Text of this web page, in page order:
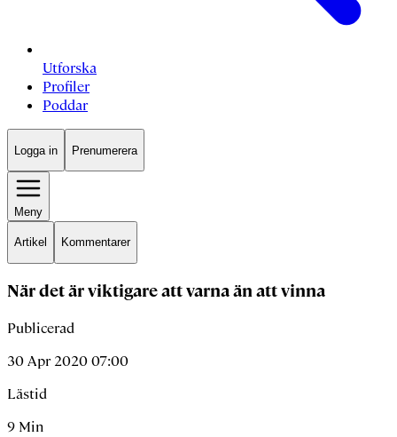
Utforska
Profiler
Poddar
Logga in Prenumerera
Meny
Artikel Kommentarer
När det är viktigare att varna än att vinna
Publicerad
30 Apr 2020 07:00
Lästid
9 Min